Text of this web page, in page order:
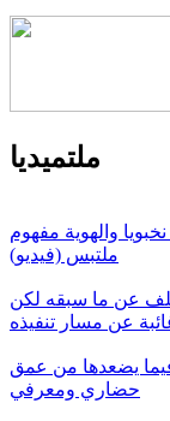
ملتميديا
والهوية مفهوم
ملتبس (فيديو)
عن ما سبقه لكن
عن مسار تنفيذه
فيما يضعدها من عمق
حضاري ومعرفي